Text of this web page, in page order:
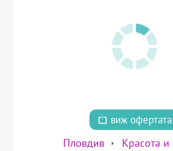
виж офертата
Пловдив Красота и